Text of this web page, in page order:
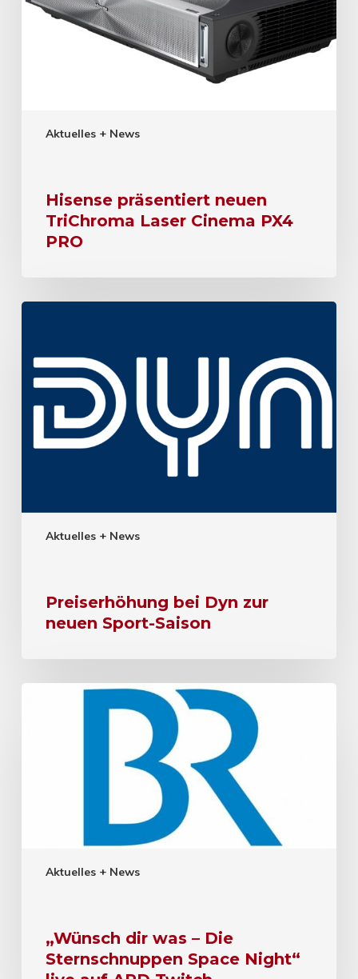
Aktuelles + News
Hisense präsentiert neuen
TriChroma Laser Cinema PX4
PRO
Aktuelles + News
Preiserhöhung bei Dyn zur
neuen Sport-Saison
Aktuelles + News
„Wünsch dir was – Die
Sternschnuppen Space Night“